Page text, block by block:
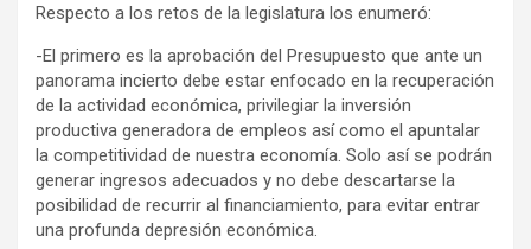
Respecto a los retos de la legislatura los enumeró:
-El primero es la aprobación del Presupuesto que ante un
panorama incierto debe estar enfocado en la recuperación
de la actividad económica, privilegiar la inversión
productiva generadora de empleos así como el apuntalar
la competitividad de nuestra economía. Solo así se podrán
generar ingresos adecuados y no debe descartarse la
posibilidad de recurrir al financiamiento, para evitar entrar
una profunda depresión económica.